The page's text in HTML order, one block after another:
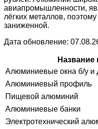
авиапромышленности,
лёгких металлов,
заниженной.
Дата обновление:
Название
Алюминиевые окна б/у и
Алюминиевый профиль
Пищевой алюминий
Алюминиевые банки
Электротехнический